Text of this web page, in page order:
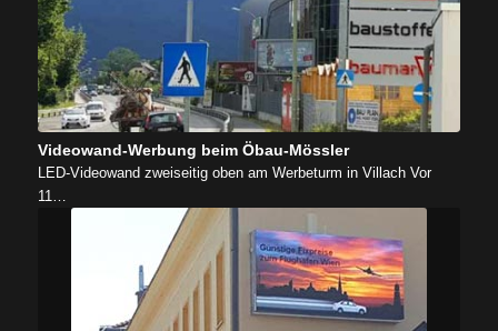
Videowand-Werbung beim Öbau-Mössler
LED-Videowand zweiseitig oben am Werbeturm in Villach Vor
11…